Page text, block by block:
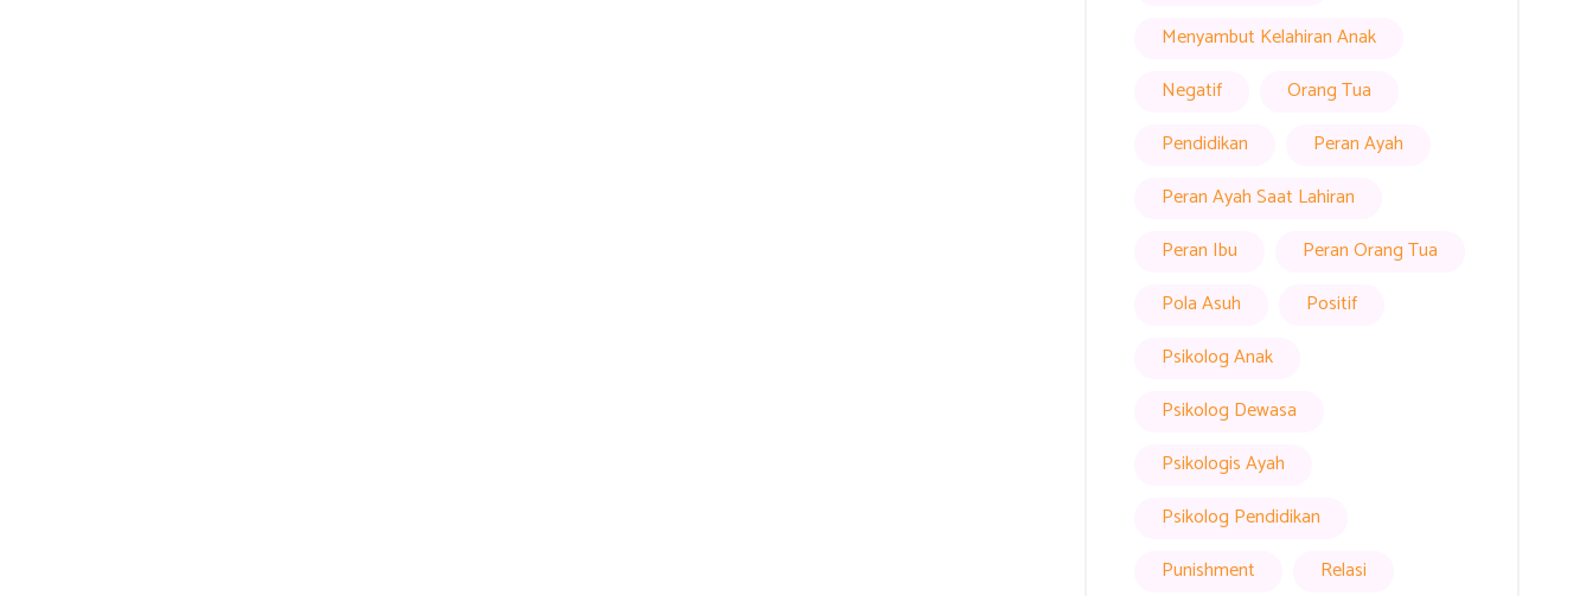
Menyambut Kelahiran Anak
Negatif
Orang Tua
Pendidikan
Peran Ayah
Peran Ayah Saat Lahiran
Peran Ibu
Peran Orang Tua
Pola Asuh
Positif
Psikolog Anak
Psikolog Dewasa
Psikologis Ayah
Psikolog Pendidikan
Punishment
Relasi